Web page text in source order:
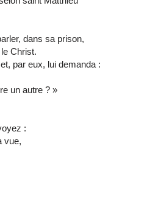
dans sa prison,
Christ.
par eux, lui demanda :
un autre ? »
:
vue,